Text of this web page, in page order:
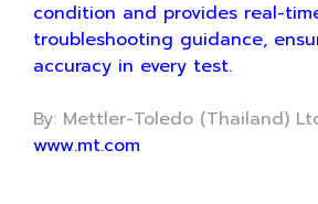
condition and provides real-
troubleshooting guidance,
accuracy in every test.
By: Mettler-Toledo (Thailand)
www.mt.com